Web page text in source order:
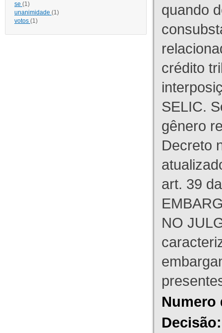
se (1)
unanimidade (1)
votos (1)
quando
crédito
SELIC.
gênero
Decreto
art. 39
NO
Numero
Decisão: